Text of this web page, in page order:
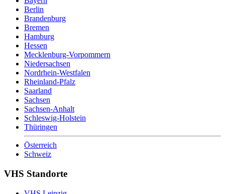
Berlin
Brandenburg
Bremen
Hamburg
Hessen
Mecklenburg-Vorpommern
Niedersachsen
Nordrhein-Westfalen
Rheinland-Pfalz
Saarland
Sachsen
Sachsen-Anhalt
Schleswig-Holstein
Thüringen
Österreich
Schweiz
VHS Standorte